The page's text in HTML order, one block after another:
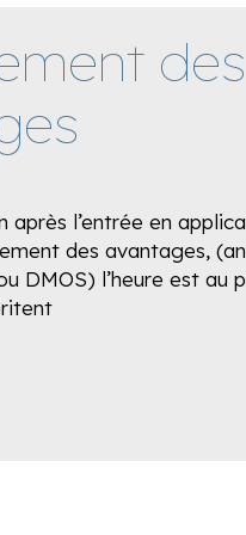
des
après l’entrée en
des avantages,
DMOS) l’heure est au